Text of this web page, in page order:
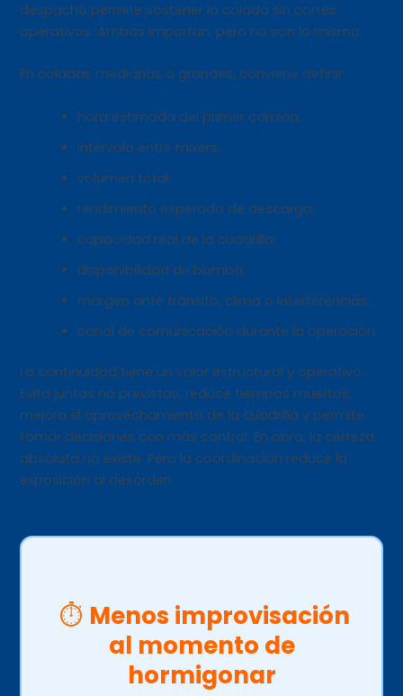
despacho permite sostener la colada sin cortes
operativos. Ambas importan, pero no son lo mismo.
En coladas medianas o grandes, conviene definir:
hora estimada del primer camión;
intervalo entre mixers;
volumen total;
rendimiento esperado de descarga;
capacidad real de la cuadrilla;
disponibilidad de bomba;
margen ante tránsito, clima o interferencias;
canal de comunicación durante la operación.
La continuidad tiene un valor estructural y operativo.
Evita juntas no previstas, reduce tiempos muertos,
mejora el aprovechamiento de la cuadrilla y permite
tomar decisiones con más control. En obra, la certeza
absoluta no existe. Pero la coordinación reduce la
exposición al desorden.
⏱️ Menos improvisación
al momento de
hormigonar